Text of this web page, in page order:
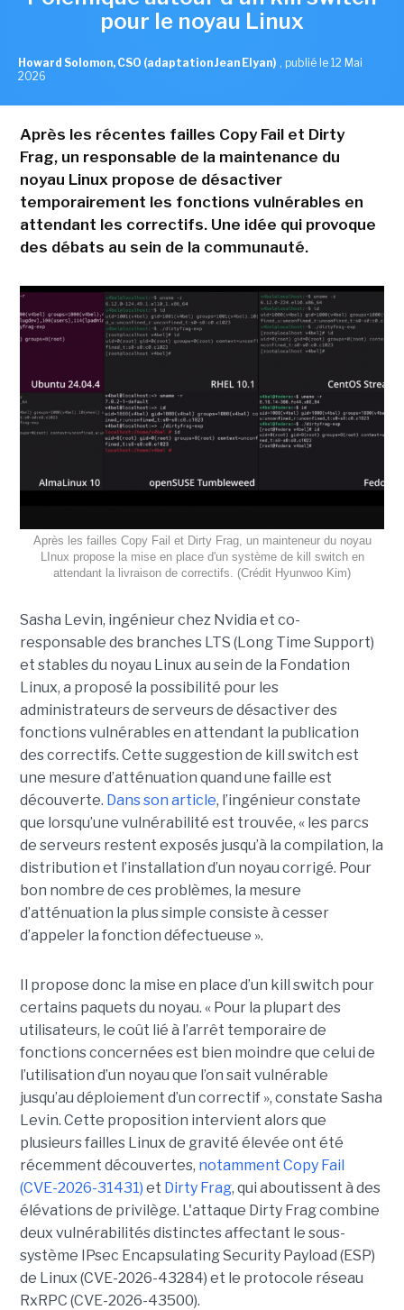
pour le noyau Linux
Howard Solomon, CSO (adaptation Jean Elyan) , publié le 12 Mai
2026
Après les récentes failles Copy Fail et Dirty
Frag, un responsable de la maintenance du
noyau Linux propose de désactiver
temporairement les fonctions vulnérables en
attendant les correctifs. Une idée qui provoque
des débats au sein de la communauté.
Après les failles Copy Fail et Dirty Frag, un mainteneur du noyau
LInux propose la mise en place d'un système de kill switch en
attendant la livraison de correctifs. (Crédit Hyunwoo Kim)
Sasha Levin, ingénieur chez Nvidia et co-
responsable des branches LTS (Long Time Support)
et stables du noyau Linux au sein de la Fondation
Linux, a proposé la possibilité pour les
administrateurs de serveurs de désactiver des
fonctions vulnérables en attendant la publication
des correctifs. Cette suggestion de kill switch est
une mesure d’atténuation quand une faille est
découverte. Dans son article, l’ingénieur constate
que lorsqu’une vulnérabilité est trouvée, « les parcs
de serveurs restent exposés jusqu’à la compilation, la
distribution et l’installation d’un noyau corrigé. Pour
bon nombre de ces problèmes, la mesure
d’atténuation la plus simple consiste à cesser
d’appeler la fonction défectueuse ».
Il propose donc la mise en place d’un kill switch pour
certains paquets du noyau. « Pour la plupart des
utilisateurs, le coût lié à l’arrêt temporaire de
fonctions concernées est bien moindre que celui de
l’utilisation d’un noyau que l’on sait vulnérable
jusqu’au déploiement d’un correctif », constate Sasha
Levin. Cette proposition intervient alors que
plusieurs failles Linux de gravité élevée ont été
récemment découvertes, notamment Copy Fail
(CVE-2026-31431) et Dirty Frag, qui aboutissent à des
élévations de privilège. L'attaque Dirty Frag combine
deux vulnérabilités distinctes affectant le sous-
système IPsec Encapsulating Security Payload (ESP)
de Linux (CVE-2026-43284) et le protocole réseau
RxRPC (CVE-2026-43500).